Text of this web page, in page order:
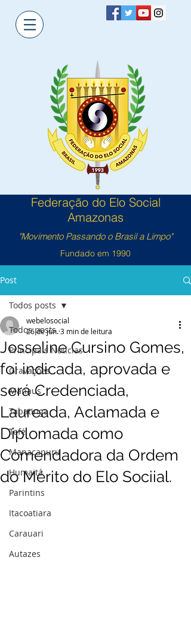
Federação do Elo Social
Amazonas
"Movimento Passando o Brasil a Limpo"
Fundado em 1990
Post
Todos posts
Principais Notícias
Gravações
Manaus
Tabatinga
Tefé
Manacapuru
Humaitá
Parintins
Itacoatiara
Carauari
Autazes
Todos posts
Josseline Cursino Gomes,
foi indicada, aprovada e
será Credenciada,
Laureada, Aclamada e
Diplomada como
Comendadora da Ordem
do Mérito do Elo Sociial.
webelosocial
26 de jun.3 min de leitura